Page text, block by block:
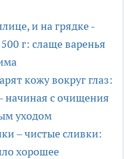
и на грядке -
г: слаще варенья
кожу вокруг глаз:
начиная с очищения
уходом
– чистые сливки:
хорошее